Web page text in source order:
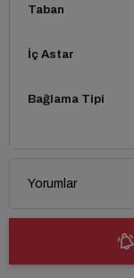
Taban
İç Astar
Bağlama Tipi
Yorumlar